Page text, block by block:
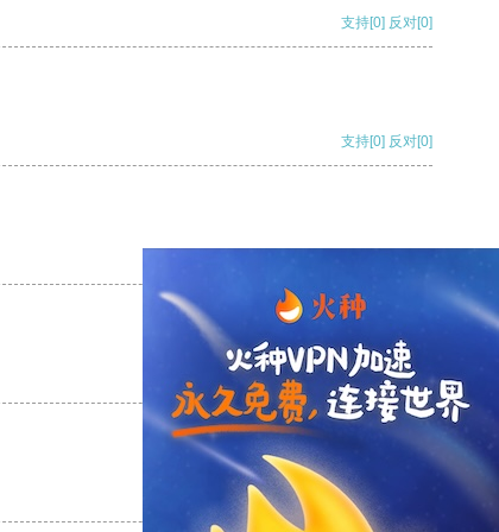
支持[0] 反对[0]
支持[0] 反对[0]
支持 [0] 反对 [0]
支持